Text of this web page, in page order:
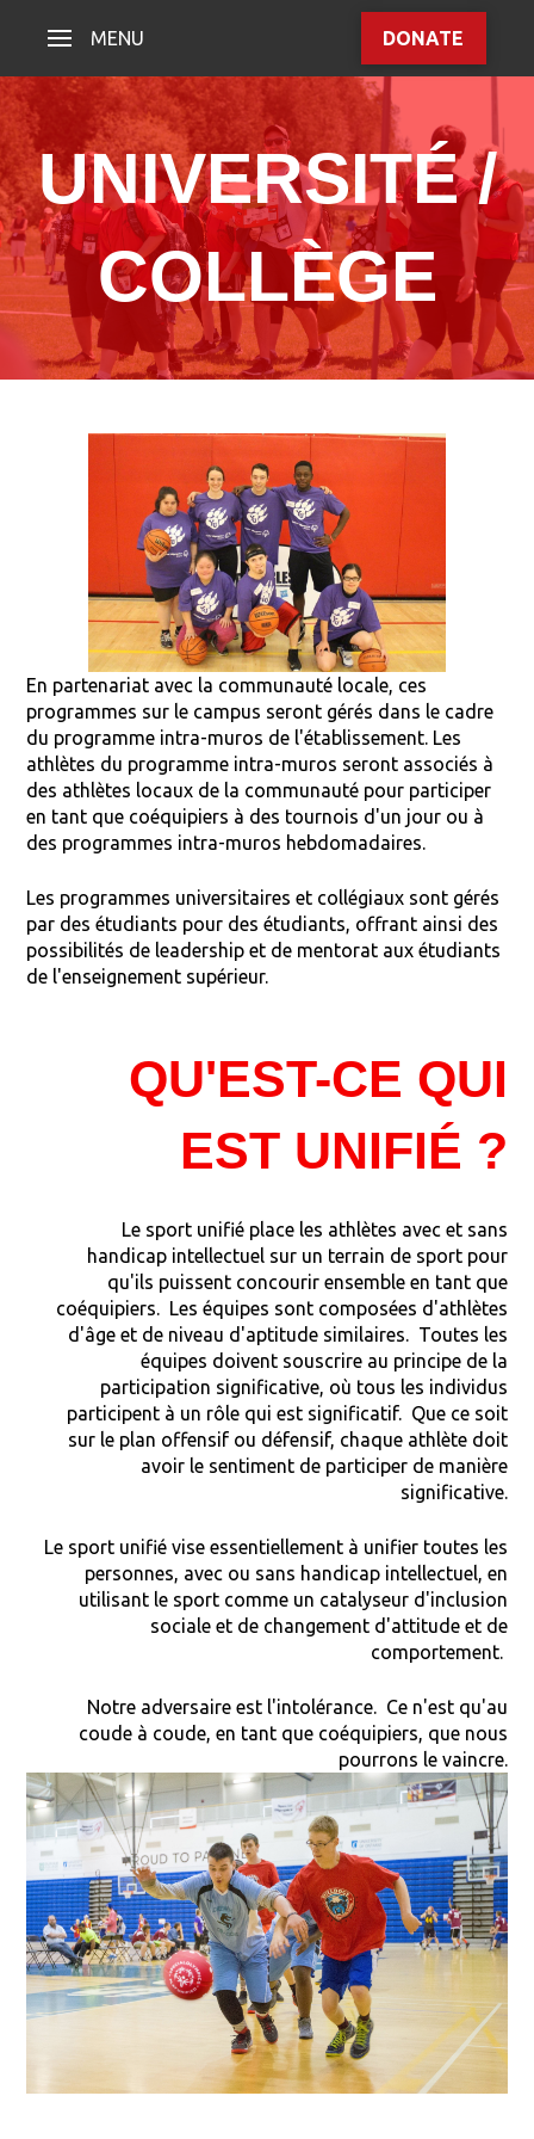
MENU DONATE
UNIVERSITÉ /
COLLÈGE
En partenariat avec la communauté locale, ces
programmes sur le campus seront gérés dans le cadre
du programme intra-muros de l'établissement. Les
athlètes du programme intra-muros seront associés à
des athlètes locaux de la communauté pour participer
en tant que coéquipiers à des tournois d'un jour ou à
des programmes intra-muros hebdomadaires.
Les programmes universitaires et collégiaux sont gérés
par des étudiants pour des étudiants, offrant ainsi des
possibilités de leadership et de mentorat aux étudiants
de l'enseignement supérieur.
QU'EST-CE QUI
EST UNIFIÉ ?
Le sport unifié place les athlètes avec et sans
handicap intellectuel sur un terrain de sport pour
qu'ils puissent concourir ensemble en tant que
coéquipiers. Les équipes sont composées d'athlètes
d'âge et de niveau d'aptitude similaires. Toutes les
équipes doivent souscrire au principe de la
participation significative, où tous les individus
participent à un rôle qui est significatif. Que ce soit
sur le plan offensif ou défensif, chaque athlète doit
avoir le sentiment de participer de manière
significative.
Le sport unifié vise essentiellement à unifier toutes les
personnes, avec ou sans handicap intellectuel, en
utilisant le sport comme un catalyseur d'inclusion
sociale et de changement d'attitude et de
comportement.
Notre adversaire est l'intolérance. Ce n'est qu'au
coude à coude, en tant que coéquipiers, que nous
pourrons le vaincre.